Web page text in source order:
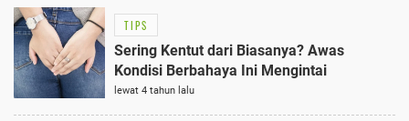
TIPS
Sering Kentut dari Biasanya? Awas
Kondisi Berbahaya Ini Mengintai
lewat 4 tahun lalu